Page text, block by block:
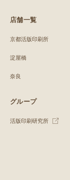
店舗一覧
京都活版印刷所
淀屋橋
奈良
グループ
活版印刷研究所